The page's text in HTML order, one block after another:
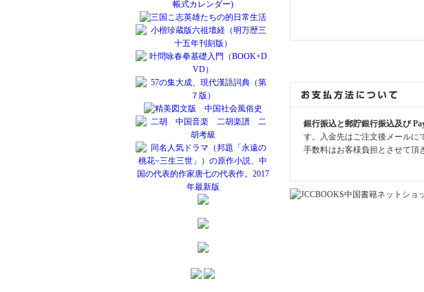
銀行振込と郵貯銀行振込及び
す。入金先はご注文後メールに
手数料はお客様負担とさせて頂